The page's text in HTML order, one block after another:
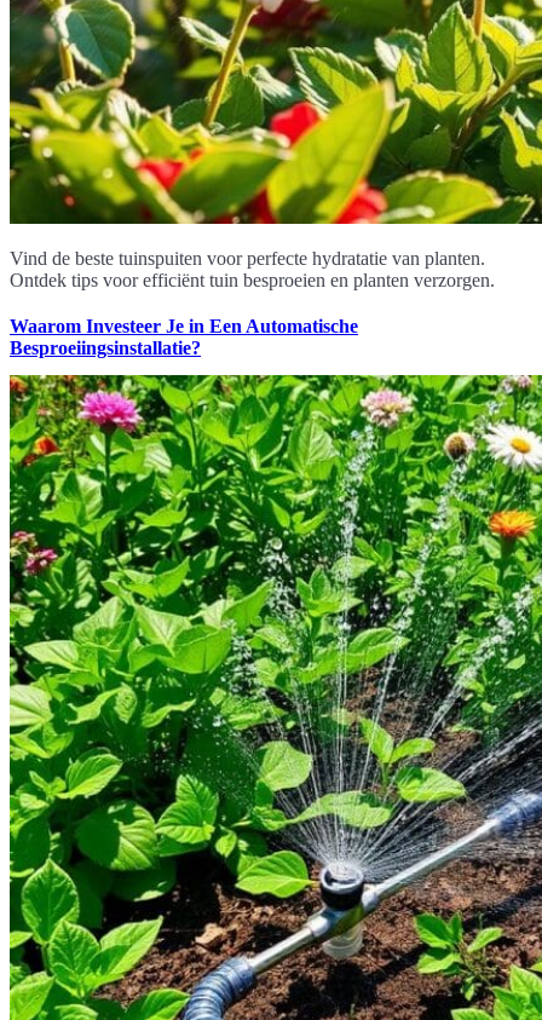
Vind de beste tuinspuiten voor perfecte hydratatie van planten.
Ontdek tips voor efficiënt tuin besproeien en planten verzorgen.
Waarom Investeer Je in Een Automatische
Besproeiingsinstallatie?